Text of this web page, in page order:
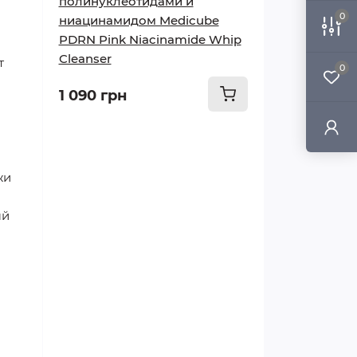
0
0
ниацинамидом Medicube
PDRN Pink Niacinamide Whip
Cleanser
1 090 грн